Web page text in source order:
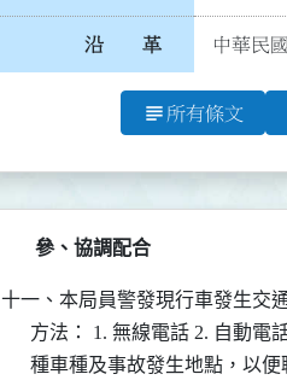
沿 革 中華民
subject 所有條文
參、協調配合
十一、本局員警發現行車發生交
方法： 1. 無線電話 2. 自動
種車種及事故發生地點，